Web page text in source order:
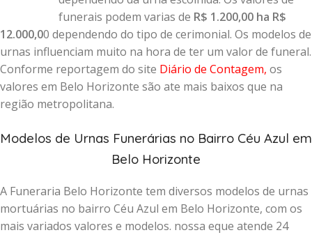
funerais podem varias de R$ 1.200,00 ha R$
12.000,00 dependendo do tipo de cerimonial. Os modelos de
urnas influenciam muito na hora de ter um valor de funeral.
Conforme reportagem do site Diário de Contagem, os
valores em Belo Horizonte são ate mais baixos que na
região metropolitana.
Modelos de Urnas Funerárias no Bairro Céu Azul em
Belo Horizonte
A Funeraria Belo Horizonte tem diversos modelos de urnas
mortuárias no bairro Céu Azul em Belo Horizonte, com os
mais variados valores e modelos. nossa eque atende 24